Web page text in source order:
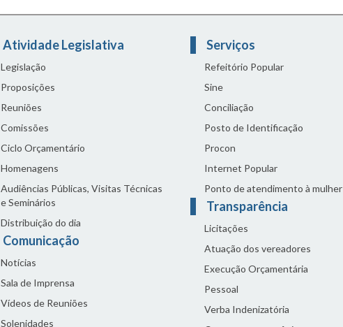
Atividade Legislativa
Legislação
Proposições
Reuniões
Comissões
Ciclo Orçamentário
Homenagens
Audiências Públicas, Visitas Técnicas
e Seminários
Distribuição do dia
Comunicação
Notícias
Sala de Imprensa
Vídeos de Reuniões
Solenidades
Serviços
Refeitório Popular
Sine
Conciliação
Posto de Identificação
Procon
Internet Popular
Ponto de atendimento à mulher
Transparência
Licitações
Atuação dos vereadores
Execução Orçamentária
Pessoal
Verba Indenizatória